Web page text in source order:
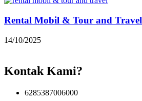
Rental Mobil & Tour and Travel
14/10/2025
Kontak Kami?
6285387006000